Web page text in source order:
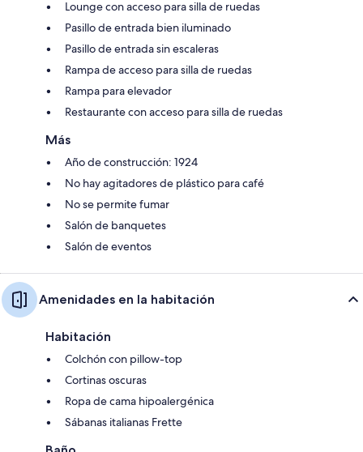
Lounge con acceso para silla de ruedas
Pasillo de entrada bien iluminado
Pasillo de entrada sin escaleras
Rampa de acceso para silla de ruedas
Rampa para elevador
Restaurante con acceso para silla de ruedas
Más
Año de construcción: 1924
No hay agitadores de plástico para café
No se permite fumar
Salón de banquetes
Salón de eventos
Amenidades en la habitación
Habitación
Colchón con pillow-top
Cortinas oscuras
Ropa de cama hipoalergénica
Sábanas italianas Frette